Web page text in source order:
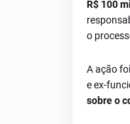
R$ 100
o
A ação
e ex-
sobre o